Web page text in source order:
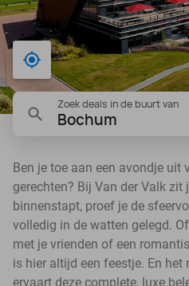
Bij mij in de buurt
Zoek deals in de buurt van
Bochum
Ben je toe aan een avondje uit
gerechten? Bij Van der Valk
binnenstapt, proef je de
volledig in de watten gelegd.
met je vrienden of een
is hier altijd een feestje. En
ervaart deze complete, luxe